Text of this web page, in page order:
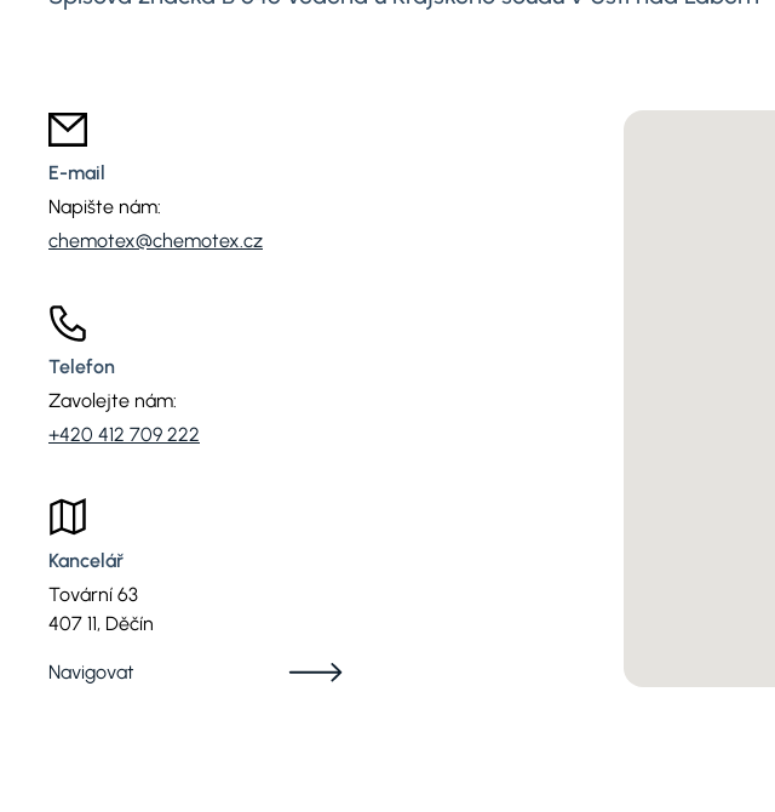
E-mail
Napište nám:
chemotex@chemotex.cz
Telefon
Zavolejte nám:
+420 412 709 222
Kancelář
Tovární 63
407 11, Děčín
Navigovat